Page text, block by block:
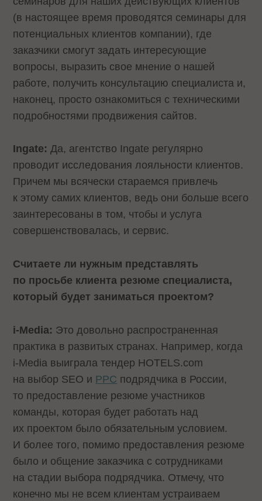
(в настоящее время проводятся семинары для
потенциальных клиентов компании), где
заказчики смогут задать интересующие
вопросы, выразить свое мнение о нашей
работе, получить консультацию специалиста и,
наконец, просто ознакомиться с техническими
подробностями продвижения сайтов.
Ingate:Да, агентство Ingate регулярно
проводит исследования лояльности клиентов.
Причем мы всячески стараемся привлечь
к этому самих клиентов, ведь они больше всего
заинтересованы в том, чтобы и услуга
совершенствовалась, и сервис.
Считаете ли нужным представлять
по просьбе клиента резюме специалиста,
который будет заниматься проектом?
i-Media: Это довольно распространенная
практика в развитых странах. Например, когда
i-Media выиграла тендер HOTELS.com
на выбор SEO и PPC подрядчика в России,
то предоставление резюме участников
команды, которая будет работать над
их проектом было обязательным условием.
И более того, помимо предоставления резюме
было и общение заказчика с сотрудниками
на стадии выбора подрядчика. Отмечу, что
конечно мы не всем клиентам устраиваем